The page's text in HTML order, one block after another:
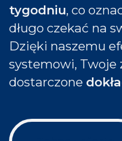
tygodniu, co
długo czekać na
Dzięki naszemu
systemowi, Twoje
dostarczone